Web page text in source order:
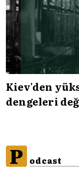
Kiev'den
dengeleri
P odcast